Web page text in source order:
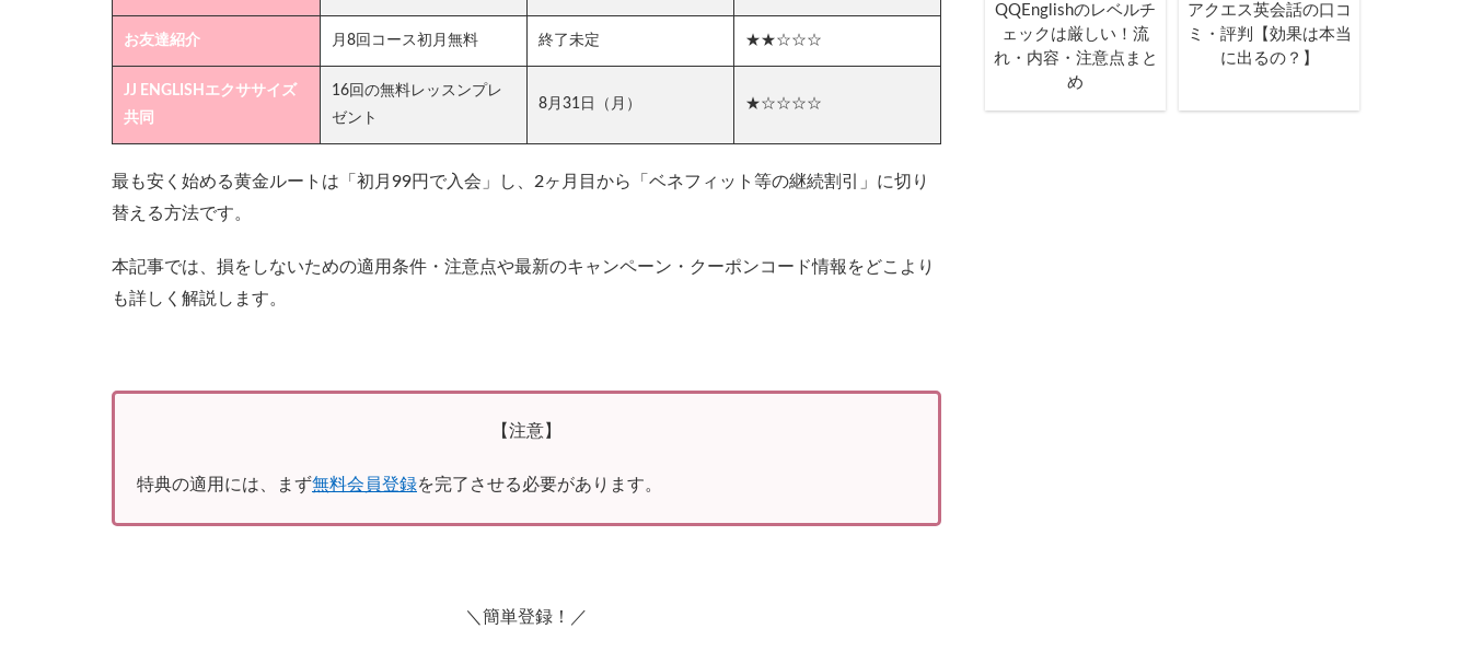
お友達紹介 月8回コース初月無料 終了未定 ★★☆☆☆
JJ ENGLISHエクササイズ
共同
16回の無料レッスンプレ
ゼント
8月31日（月） ★☆☆☆☆
最も安く始める黄金ルートは「初月99円で入会」し、2ヶ月目から「ベネフィット等の継続割引」に切り
替える方法です。
本記事では、損をしないための適用条件・注意点や最新のキャンペーン・クーポンコード情報をどこより
も詳しく解説します。
【注意】
特典の適用には、まず無料会員登録を完了させる必要があります。
＼簡単登録！／
QQEnglishのレベルチ
ェックは厳しい！流
れ・内容・注意点まと
め
アクエス英会話の口コ
ミ・評判【効果は本当
に出るの？】